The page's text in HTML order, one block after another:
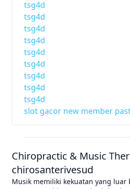
tsg4d
tsg4d
tsg4d
tsg4d
tsg4d
tsg4d
tsg4d
tsg4d
tsg4d
slot gacor new member
Chiropractic & Music
chirosanterivesud
Musik memiliki kekuatan yang luar